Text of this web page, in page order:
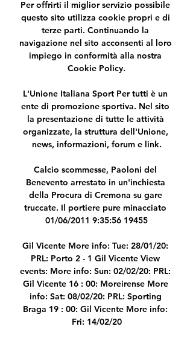
Per offrirti il miglior servizio possibile
questo sito utilizza cookie propri e di
terze parti. Continuando la
navigazione nel sito acconsenti al loro
impiego in conformità alla nostra
Cookie Policy.
L'Unione Italiana Sport Per tutti è un
ente di promozione sportiva. Nel sito
la presentazione di tutte le attività
organizzate, la struttura dell'Unione,
news, informazioni, forum e link.
Calcio scommesse, Paoloni del
Benevento arrestato in un'inchiesta
della Procura di Cremona su gare
truccate. Il portiere pure minacciato
01/06/2011 9:35:56 19455
Gil Vicente More info: Tue: 28/01/20:
PRL: Porto 2 - 1 Gil Vicente View
events: More info: Sun: 02/02/20: PRL:
Gil Vicente 16 : 00: Moreirense More
info: Sat: 08/02/20: PRL: Sporting
Braga 19 : 00: Gil Vicente More info:
Fri: 14/02/20